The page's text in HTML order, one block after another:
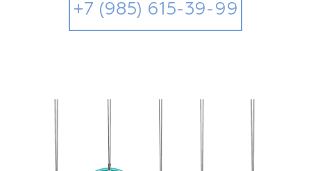
+7 (985) 615-39-99